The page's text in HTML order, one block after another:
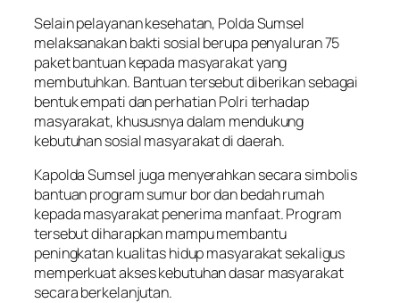
Selain pelayanan kesehatan, Polda Sumsel
melaksanakan bakti sosial berupa penyaluran 75
paket bantuan kepada masyarakat yang
membutuhkan. Bantuan tersebut diberikan sebagai
bentuk empati dan perhatian Polri terhadap
masyarakat, khususnya dalam mendukung
kebutuhan sosial masyarakat di daerah.
Kapolda Sumsel juga menyerahkan secara simbolis
bantuan program sumur bor dan bedah rumah
kepada masyarakat penerima manfaat. Program
tersebut diharapkan mampu membantu
peningkatan kualitas hidup masyarakat sekaligus
memperkuat akses kebutuhan dasar masyarakat
secara berkelanjutan.